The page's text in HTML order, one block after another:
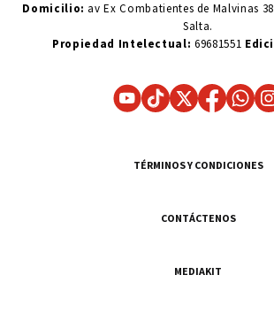
Domicilio: av Ex Combatientes de Malvinas
Salta.
Propiedad Intelectual: 69681551
TÉRMINOS Y CONDICIONES
CONTÁCTENOS
MEDIAKIT